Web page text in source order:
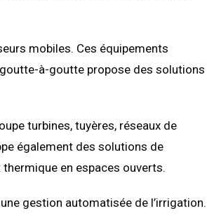
mobiles. Ces équipements
à-goutte propose des solutions
turbines, tuyères, réseaux de
également des solutions de
en espaces ouverts.
gestion automatisée de l’irrigation.